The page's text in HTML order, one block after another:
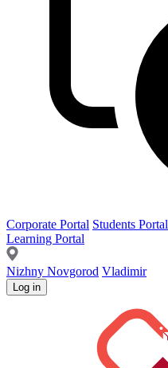
Corporate Portal Students Portal
Learning Portal
Nizhny Novgorod Vladimir
Log in